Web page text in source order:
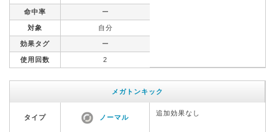
命中率 ー
対象 自分
効果タグ ー
使用回数 2
メガトンキック
タイプ ノーマル
追加効果なし